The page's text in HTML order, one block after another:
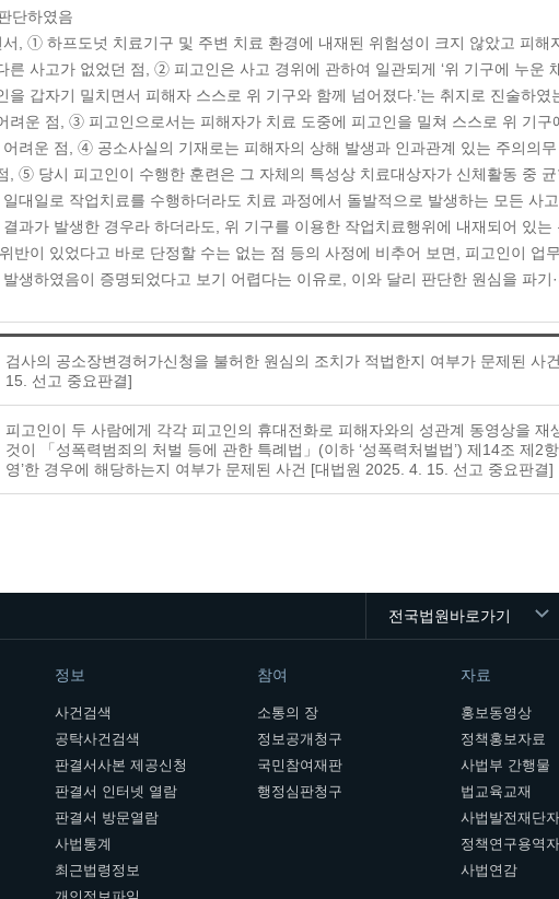
단하였음
, ➀ 하프도넛 치료기구 및 주변 치료 환경에 내재된 위험성이 크지 않았고 피해
른 사고가 없었던 점, ➁ 피고인은 사고 경위에 관하여 일관되게 ‘위 기구에 누운
갑자기 밀치면서 피해자 스스로 위 기구와 함께 넘어졌다.’는 취지로 진술하였
려운 점, ➂ 피고인으로서는 피해자가 치료 도중에 피고인을 밀쳐 스스로 위 기구
려운 점, ➃ 공소사실의 기재로는 피해자의 상해 발생과 인과관계 있는 주의의
, ➄ 당시 피고인이 수행한 훈련은 그 자체의 특성상 치료대상자가 신체활동 중
대일로 작업치료를 수행하더라도 치료 과정에서 돌발적으로 발생하는 모든 사
과가 발생한 경우라 하더라도, 위 기구를 이용한 작업치료행위에 내재되어 있는
반이 있었다고 바로 단정할 수는 없는 점 등의 사정에 비추어 보면, 피고인이 업
생하였음이 증명되었다고 보기 어렵다는 이유로, 이와 달리 판단한 원심을 파기
검사의 공소장변경허가신청을 불허한 원심의 조치가 적법한지 여부가 문제된 사
15. 선고 중요판결]
피고인이 두 사람에게 각각 피고인의 휴대전화로 피해자와의 성관계 동영상을 재
것이 「성폭력범죄의 처벌 등에 관한 특례법」(이하 ‘성폭력처벌법’) 제14조 제2
영’한 경우에 해당하는지 여부가 문제된 사건 [대법원 2025. 4. 15. 선고 중요판결]
전국법원바로가기
정보
사건검색
공탁사건검색
판결서사본 제공신청
판결서 인터넷 열람
판결서 방문열람
사법통계
최근법령정보
참여
소통의 장
정보공개청구
국민참여재판
행정심판청구
자료
홍보동영상
정책홍보자료
사법부 간행물
법교육교재
사법발전재단
정책연구용역
사법연감